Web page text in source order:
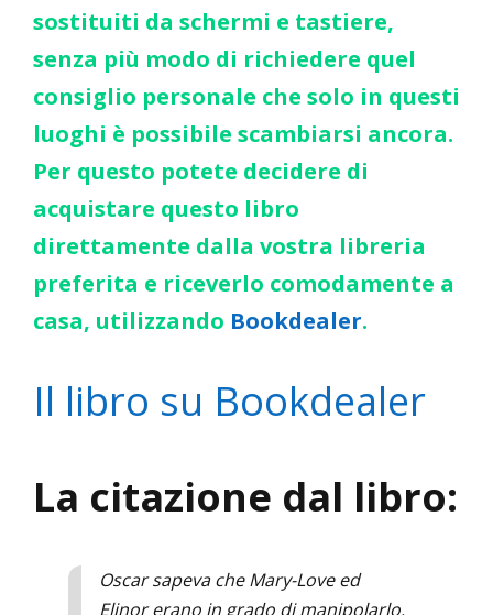
sostituiti da schermi e tastiere,
senza più modo di richiedere quel
consiglio personale che solo in questi
luoghi è possibile scambiarsi ancora.
Per questo potete decidere di
acquistare questo libro
direttamente dalla vostra libreria
preferita e riceverlo comodamente a
casa, utilizzando Bookdealer.
Il libro su Bookdealer
La citazione dal libro:
Oscar sapeva che Mary-Love ed
Elinor erano in grado di manipolarlo.